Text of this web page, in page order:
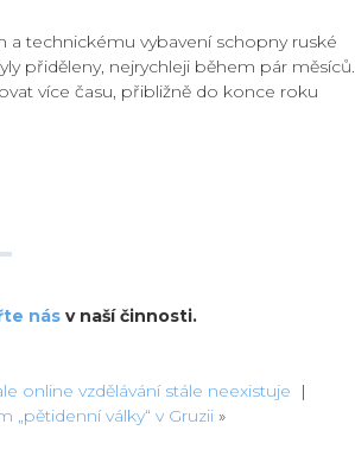
a technickému vybavení schopny ruské
přiděleny, nejrychleji během pár měsíců.
více času, přibližně do konce roku
nás v naší činnosti.
online vzdělávání stále neexistuje |
války“ v Gruzii »